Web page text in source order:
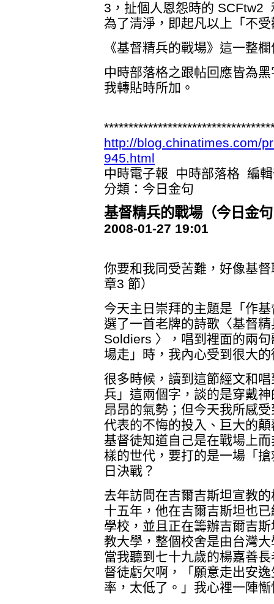
3，扯個人恩怨時的
為了清淨，即起凡以上「不
《基督精兵的戰場》這一整
中時部落格之跟帖回應皆為
我轉貼時所加。
http://blog.chinatimes.com/
945.html
中時電子報 中時部落格 編
分類：今日金句
基督精兵的戰場（今日金
2008-01-27 19:01
你要和我同受苦難，好像基
章3 節）
今天主日崇拜的主題是「作
選了一首老牌的詩歌〈基督
Soldiers 〉，唱到裡面的兩
場走」時，我內心受到很大
很多時候，讀到這節經文和
兵」這兩個字，談的是穿戴
昂昂的氣勢；但今天我所感
代表的不悔的投入、巨大的
基督徒知道自己是在戰場上
樣的世代，要打的是一場「
日決戰？
去年訪問在吉爾吉斯坦宣教
十五年，他在吉爾吉斯坦也
學校，並且正在籌辦吉爾吉
教大學，整個校舍是由台灣
當我聽到七十九歲的楊嘉善
督徒虧欠啊，「願意走出安
率，太低了。」我心裡一陣